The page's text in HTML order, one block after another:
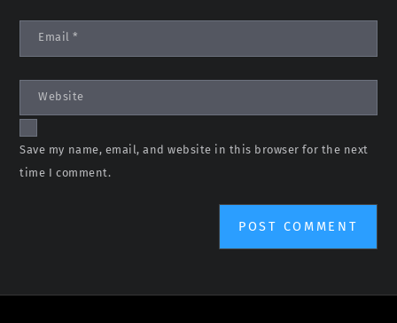
Email*
Website
Save my name, email, and website in this browser for the next
time I comment.